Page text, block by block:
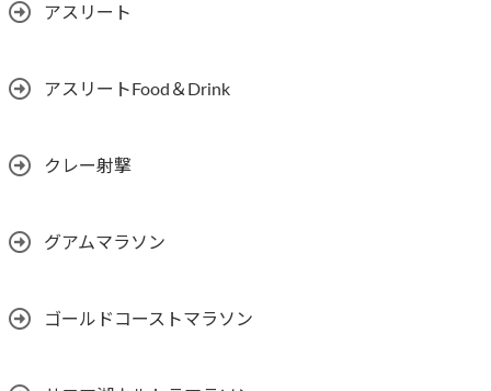
アスリート
アスリートFood＆Drink
クレー射撃
グアムマラソン
ゴールドコーストマラソン